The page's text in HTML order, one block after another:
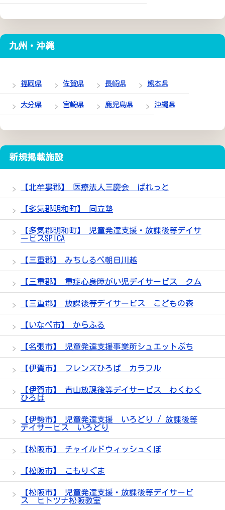
九州・沖縄
福岡県 佐賀県 長崎県 熊本県
大分県 宮崎県 鹿児島県 沖縄県
新規掲載施設
【北牟婁郡】 医療法人三慶会 ぱれっと
【多気郡明和町】 同立塾
【多気郡明和町】 児童発達支援・放課後等デイサ
ービスSPICA
【三重郡】 みちしるべ朝日川越
【三重郡】 重症心身障がい児デイサービス クム
【三重郡】 放課後等デイサービス こどもの森
【いなべ市】 からふる
【名張市】 児童発達支援事業所シュエットぷち
【伊賀市】 フレンズひろば カラフル
【伊賀市】 青山放課後等デイサービス わくわく
ひろば
【伊勢市】 児童発達支援 いろどり / 放課後等
デイサービス いろどり
【松阪市】 チャイルドウィッシュくぼ
【松阪市】 こもりぐま
【松阪市】 児童発達支援・放課後等デイサービ
ス ヒトツナ松阪教室